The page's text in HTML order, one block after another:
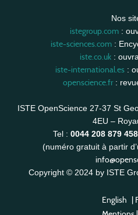
Nos
istegroup.com:
iste-sciences.com:
iste.co.uk :
iste-international.es:
openscience.fr:
ISTE OpenScience 27-37 St
4EU –
Tel : 0044 208 879
(numéro gratuit à partir
Copyright © 2024 by ISTE
English |